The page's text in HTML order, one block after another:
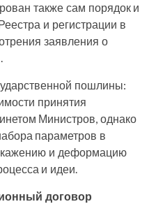
также сам порядок и
и регистрации в
заявления о
пошлины:
принятия
Министров, однако
параметров в
и деформацию
и идеи.
договор